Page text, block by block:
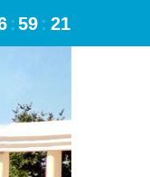
:59 : 22